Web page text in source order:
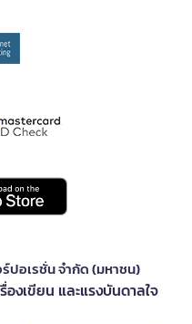
ร์ปอเรชั่น จำกัด (มหาชน)
งเขียน และแรงบันดาลใจ